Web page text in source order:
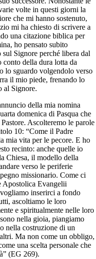
volte in questi giorni la
che mi hanno sostenuto,
mi ha chiesto di scrivere a
una citazione biblica per
ho pensato subito
Signore perché libera dal
della dura lotta da
lo sguardo volgendolo verso
il mio piede, frenando lo
al Signore.
della mia nomina
domenica di Pasqua che
Ascolteremo le parole
10: “Come il Padre
mia vita per le pecore. E ho
recinto: anche quelle io
Chiesa, il modello della
verso le periferie
missionario. Come ci
Apostolica Evangelii
inserirci a fondo
ascoltiamo le loro
e spiritualmente nelle loro
nella gioia, piangiamo
nella costruzione di un
Ma non come un obbligo,
una scelta personale che
(EG 269).